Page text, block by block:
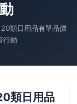
類日用品有單品價
行動
類日用品